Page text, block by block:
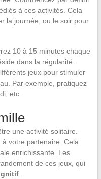
à ces activités. Cela
la journée, ou le soir pour
10 à 15 minutes chaque
dans la régularité.
jeux pour stimuler
Par exemple, pratiquez
etc.
une activité solitaire.
votre partenaire. Cela
enrichissante. Les
de ces jeux, qui
.